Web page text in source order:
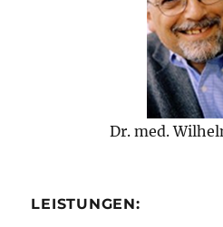
Dr. med.
LEISTUNGEN: